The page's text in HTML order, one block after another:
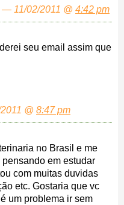
— 11/02/2011 @ 4:42 pm
seu email assim que
@ 8:47 pm
no Brasil e me
em estudar
com muitas duvidas
etc. Gostaria que vc
um problema ir sem